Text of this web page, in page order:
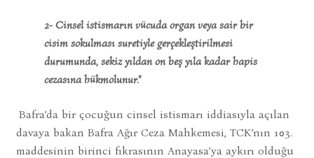
2- Cinsel istismarın vücuda organ veya sair bir
cisim sokulması suretiyle gerçekleştirilmesi
durumunda, sekiz yıldan on beş yıla kadar hapis
cezasına hükmolunur."
Bafra’da bir çocuğun cinsel istismarı iddiasıyla açılan
davaya bakan Bafra Ağır Ceza Mahkemesi, TCK’nın 103.
maddesinin birinci fıkrasının Anayasa’ya aykırı olduğu